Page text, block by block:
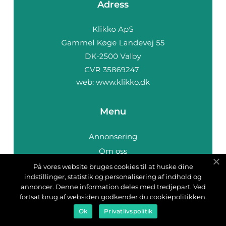
Adress
web: www.klikko.dk
Menu
Annonsering
Om oss
Cookies
Kontakta oss
Sitemap
På vores website bruges cookies til at huske dine
indstillinger, statistik og personalisering af indhold og
annoncer. Denne information deles med tredjepart. Ved
fortsat brug af websiden godkender du cookiepolitikken.
Ok Privatlivspolitik